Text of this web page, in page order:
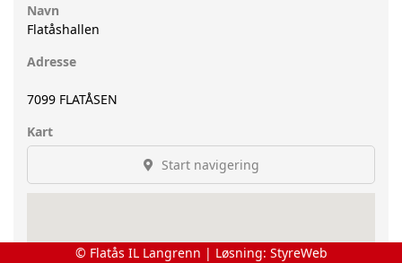
Navn
Flatåshallen
Adresse
7099 FLATÅSEN
Kart
Start navigering
© Flatås IL Langrenn | Løsning: StyreWeb